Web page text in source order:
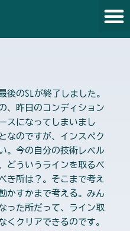
のSLが終了しました。
、昨日のコンディション
スになってしまいまし
なのですが、インスペク
。今の自分の技術レベル
どういうラインを取るべ
き所は？。そこまで考え
かすかまで考える。みん
った所だって、ライン取
くクリアできるのです。